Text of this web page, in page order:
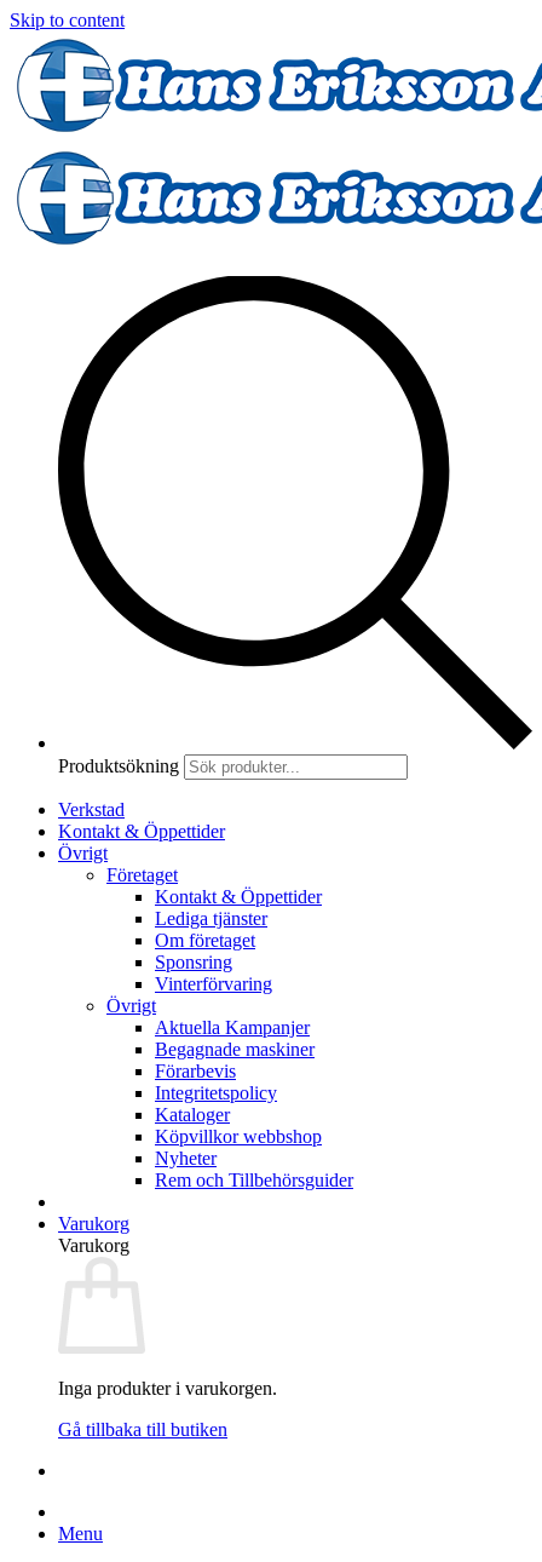
Skip to content
Produktsökning
Verkstad
Kontakt & Öppettider
Övrigt
Företaget
Kontakt & Öppettider
Lediga tjänster
Om företaget
Sponsring
Vinterförvaring
Övrigt
Aktuella Kampanjer
Begagnade maskiner
Förarbevis
Integritetspolicy
Kataloger
Köpvillkor webbshop
Nyheter
Rem och Tillbehörsguider
Varukorg
Varukorg
Inga produkter i varukorgen.
Gå tillbaka till butiken
Menu